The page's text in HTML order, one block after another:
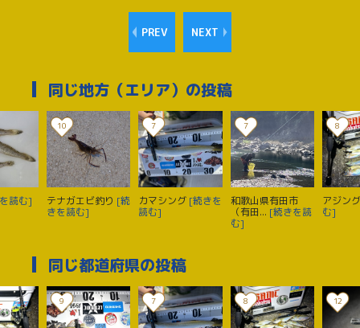
PREV NEXT
同じ地方（エリア）の投稿
読む]
10
テナガエビ釣り [続
きを読む]
7
カマシング [続きを
読む]
7
和歌山県有田市
（有田... [続きを読
む]
8
アジン
む]
同じ都道府県の投稿
9 7 8 12